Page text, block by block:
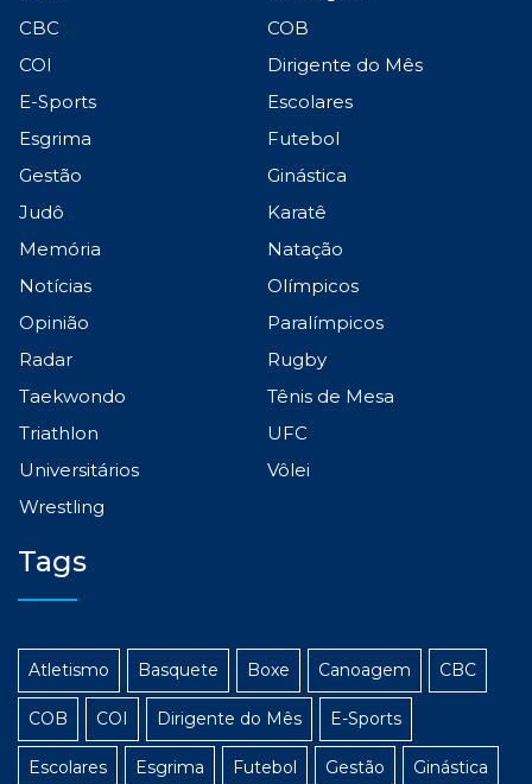
CBC
COB
COI
Dirigente do Mês
E-Sports
Escolares
Esgrima
Futebol
Gestão
Ginástica
Judô
Karatê
Memória
Natação
Notícias
Olímpicos
Opinião
Paralímpicos
Radar
Rugby
Taekwondo
Tênis de Mesa
Triathlon
UFC
Universitários
Vôlei
Wrestling
Tags
Atletismo Basquete Boxe Canoagem CBC
COB COI Dirigente do Mês E-Sports
Escolares Esgrima Futebol Gestão Ginástica